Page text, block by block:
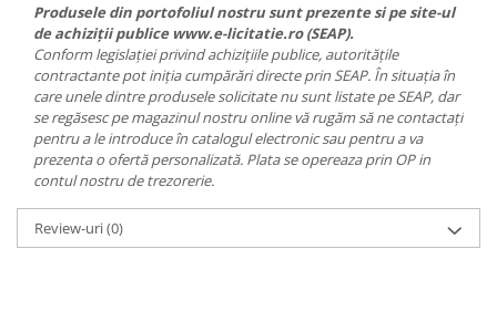
Produsele din portofoliul nostru sunt prezente si pe site-ul
de achiziții publice www.e-licitatie.ro (SEAP).
Conform legislației privind achizițiile publice, autoritățile
contractante pot iniția cumpărări directe prin SEAP. În situația în
care unele dintre produsele solicitate nu sunt listate pe SEAP, dar
se regăsesc pe magazinul nostru online vă rugăm să ne contactați
pentru a le introduce în catalogul electronic sau pentru a va
prezenta o ofertă personalizată. Plata se opereaza prin OP in
contul nostru de trezorerie.
Review-uri(0)